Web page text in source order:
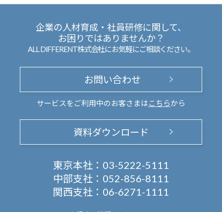
企業の人材育成・社員研修に関して、
お困りではありませんか？
ALL DIFFERENT株式会社にお気軽にご相談ください。
お問い合わせ
サービスをご利用中のお客さまは こちらから
資料ダウンロード
東京本社： 03-5222-5111
中部支社： 052-856-8111
関西支社： 06-6271-1111